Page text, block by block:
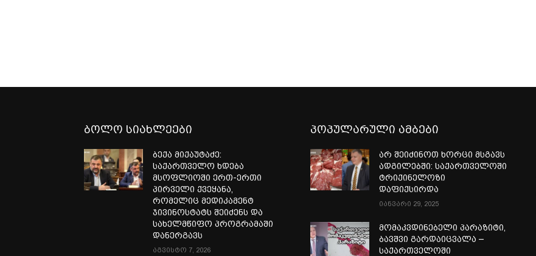
ბოლო სიახლეები
ბექა მიქაუტაძე:
საქართველო ხდება
მსოფლიოში ერთ-ერთი
პირველი ქვეყანა,
რომელიც მედიკამენტ
ჯივინოსტატს შეიძენს და
სახელმწიფო პროგრამაში
დანერგავს
აგვისტო 7, 2026
პოპულარული ამბები
არ შეიძინოთ ხორცი მსგავს
ადგილებში: საქართველოში
ტრიქინელოზი
დაფიქსირდა
იანვარი 29, 2025
მომაკვდინებელი პარაზიტი,
ბავშვი გარდაიცვალა –
საქართველოში